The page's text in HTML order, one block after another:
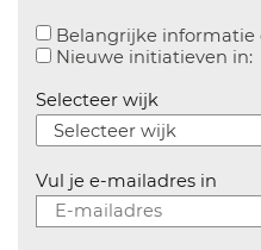
Belangrijke informatie
Nieuwe initiatieven in:
Selecteer wijk
Vul je e-mailadres in